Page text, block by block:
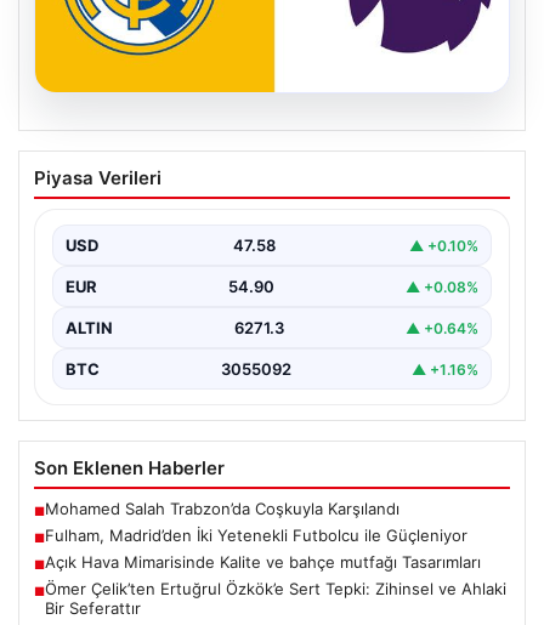
05.08.2026
Fulham, Madrid’den İki Yetenekli
Futbolcu ile Güçleniyor
döneminde önemli bir hamle yaparak İspanya'nın
köklü…
Piyasa Verileri
USD 47.58 ▲ +0.10%
EUR 54.90 ▲ +0.08%
ALTIN 6271.3 ▲ +0.64%
BTC 3055092 ▲ +1.16%
Son Eklenen Haberler
■Mohamed Salah Trabzon’da Coşkuyla Karşılandı
■Fulham, Madrid’den İki Yetenekli Futbolcu ile Güçleniyor
■Açık Hava Mimarisinde Kalite ve bahçe mutfağı Tasarımları
■Ömer Çelik’ten Ertuğrul Özkök’e Sert Tepki: Zihinsel ve Ahlaki
Bir Seferattır